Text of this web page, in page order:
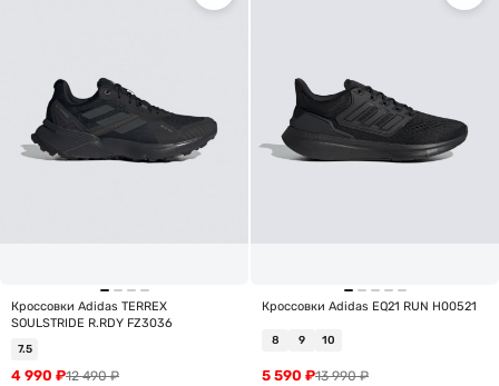
Кроссовки Adidas TERREX
SOULSTRIDE R.RDY FZ3036
7.5
12 490₽
4 990 ₽
Кроссовки Adidas EQ21 RUN H00521
8 9 10
13 990₽
5 590 ₽